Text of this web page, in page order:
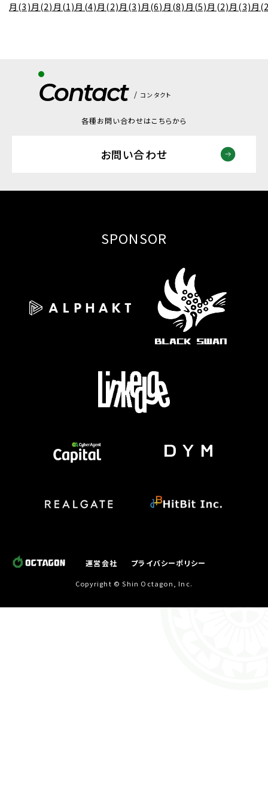
月(3)月(2) 月(1)月(4)月(2)月(3)月(6) 月(8) 月(5)月(2)月(3)月
Contact コンタクト
各種お問い合わせはこちらから
お問い合わせ
SPONSOR
運営会社 プライバシーポリシー
Copyright © Shin Octagon, Inc.